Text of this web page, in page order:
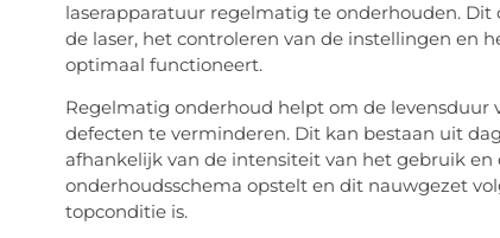
laserapparatuur regelmatig te onderhouden.
de laser, het controleren van de instellingen en
optimaal functioneert.
Regelmatig onderhoud helpt om de levensduur
defecten te verminderen. Dit kan bestaan uit
afhankelijk van de intensiteit van het gebruik
onderhoudsschema opstelt en dit nauwgezet
topconditie is.